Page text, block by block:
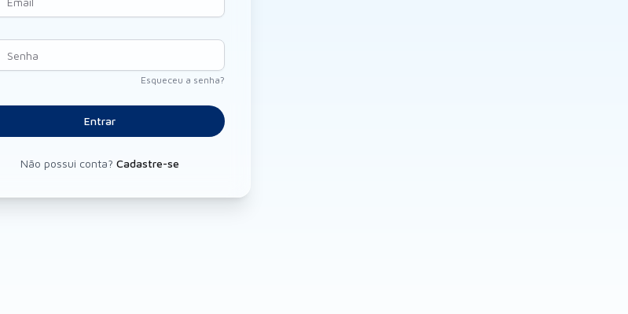
Esqueceu a senha?
Entrar
Não possui conta? Cadastre-se